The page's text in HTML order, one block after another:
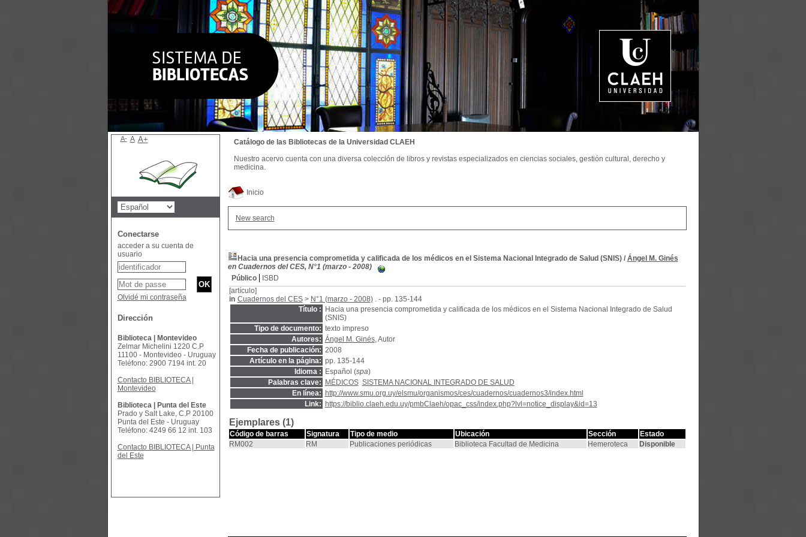
Inicio
New search
Hacia una presencia comprometida y calificada de los médicos en el Sistema Nacional Integrado de Salud (SNIS)/ Ángel M. Ginés
en Cuadernos del CES, N°1 (marzo - 2008)
Público
ISBD
[artículo]
in Cuadernos del CES> N°1 (marzo - 2008). - pp. 135-144
Título :
Hacia una presencia comprometida y calificada de los médicos en el Sistema Nacional Integrado de Salud
(SNIS)
Tipo de documento: texto impreso
Autores: Ángel M. Ginés, Autor
Fecha de publicación: 2008
Artículo en la página: pp. 135-144
Idioma :
Español (spa)
Palabras clave:
MÉDICOS SISTEMA NACIONAL INTEGRADO DE SALUD
En línea:
http://www.smu.org.uy/elsmu/organismos/ces/cuadernos/cuadernos3/index.html
Link:
https://biblio.claeh.edu.uy/pmbClaeh/opac_css/index.php?lvl=notice_display&id=13
Ejemplares (1)
Código de barras Signatura Tipo de medio Ubicación Sección
Estado
RM002
RM Publicaciones periódicas Biblioteca Facultad de Medicina Hemeroteca Disponible
Catálogo de las Bibliotecas de la Universidad CLAEH
Nuestro acervo cuenta con una diversa colección de libros y revistas especializados en ciencias sociales, gestión cultural, derecho y
medicina.
A- A A+
Conectarse
acceder a su cuenta de
usuario
Olvidé mi contraseña
Dirección
Biblioteca | Montevideo
Zelmar Michelini 1220 C.P
11100 - Montevideo - Uruguay
Teléfono: 2900 7194 int. 20
Contacto BIBLIOTECA |
Montevideo
Biblioteca | Punta del Este
Prado y Salt Lake, C.P 20100
Punta del Este - Uruguay
Teléfono: 4249 66 12 int. 103
Contacto BIBLIOTECA | Punta
del Este